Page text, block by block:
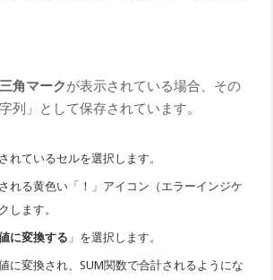
角マークが表示されている場合、その
列」として保存されています。
れているセルを選択します。
れる黄色い「！」アイコン（エラーインジケ
します。
に変換する 」を選択します。
に変換され、SUM関数で合計されるようにな